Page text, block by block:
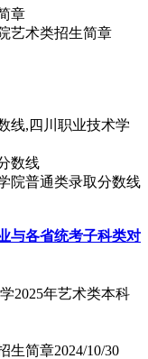
艺术类招生简章
线,四川职业技术学
院普通类录取分数线
与各省统考子科类对
2025年艺术类本科
生简章2024/10/30